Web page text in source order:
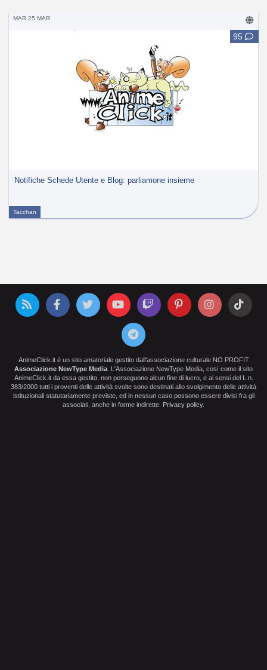
MAR 25 MAR
95
Notifiche Schede Utente e Blog: parliamone insieme
Tacchan
AnimeClick.it è un sito amatoriale gestito dall'associazione culturale NO PROFIT
Associazione NewType Media . L'Associazione NewType Media, così come il sito
AnimeClick.it da essa gestito, non perseguono alcun fine di lucro, e ai sensi del L.n.
383/2000 tutti i proventi delle attività svolte sono destinati allo svolgimento delle attività
istituzionali statutariamente previste, ed in nessun caso possono essere divisi fra gli
associati, anche in forme indirette. Privacy policy.